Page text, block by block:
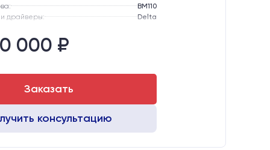
BM110
драйверы:
Delta
оси Х:000 ₽
Заказать
консультацию